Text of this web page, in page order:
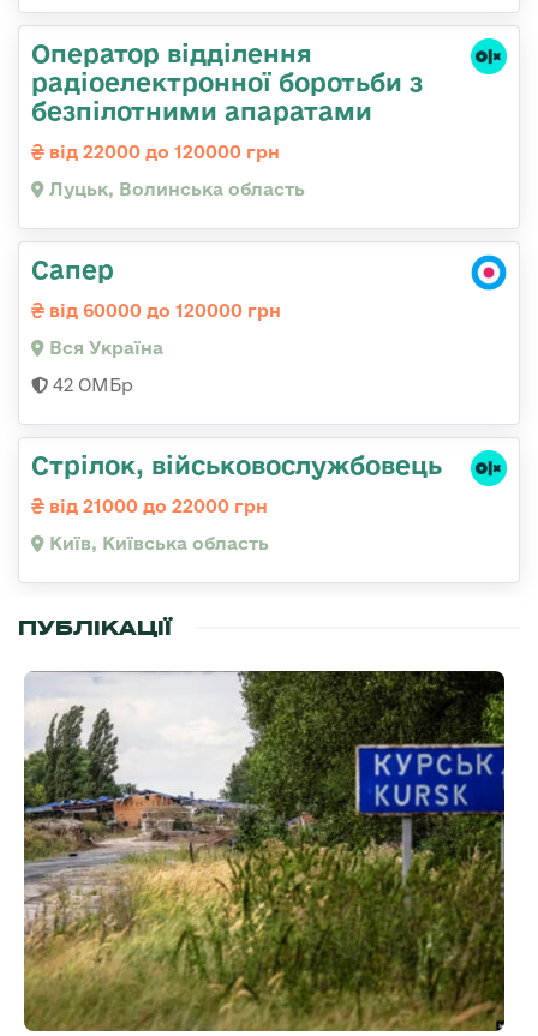
Оператор відділення
радіоелектронної боротьби з
безпілотними апаратами
від 22000 до 120000 грн
Луцьк, Волинська область
Сапер
від 60000 до 120000 грн
Вся Україна
42 ОМБр
Стрілок, військовослужбовець
від 21000 до 22000 грн
Київ, Київська область
ПУБЛІКАЦІЇ